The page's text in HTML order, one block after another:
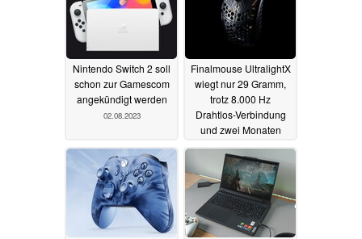
Nintendo Switch 2 soll
schon zur Gamescom
angekündigt werden
02.08.2023
Finalmouse UltralightX
wiegt nur 29 Gramm,
trotz 8.000 Hz
Drahtlos-Verbindung
und zwei Monaten
Akkulaufzeit02.08.2023